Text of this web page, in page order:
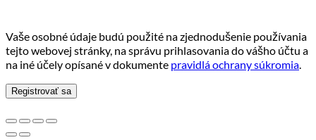
Vaše osobné údaje budú použité na zjednodušenie používania
tejto webovej stránky, na správu prihlasovania do vášho účtu a
na iné účely opísané v dokumente pravidlá ochrany súkromia.
Registrovať sa